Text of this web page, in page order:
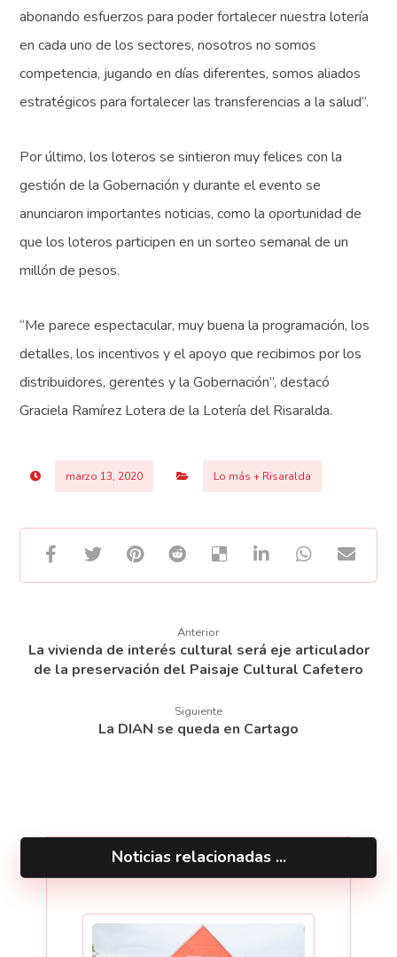
abonando esfuerzos para poder fortalecer nuestra lotería
en cada uno de los sectores, nosotros no somos
competencia, jugando en días diferentes, somos aliados
estratégicos para fortalecer las transferencias a la salud”.
Por último, los loteros se sintieron muy felices con la
gestión de la Gobernación y durante el evento se
anunciaron importantes noticias, como la oportunidad de
que los loteros participen en un sorteo semanal de un
millón de pesos.
“Me parece espectacular, muy buena la programación, los
detalles, los incentivos y el apoyo que recibimos por los
distribuidores, gerentes y la Gobernación”, destacó
Graciela Ramírez Lotera de la Lotería del Risaralda.
marzo 13, 2020 Lo más + Risaralda
Anterior
La vivienda de interés cultural será eje articulador
de la preservación del Paisaje Cultural Cafetero
Siguiente
La DIAN se queda en Cartago
Noticias relacionadas ...